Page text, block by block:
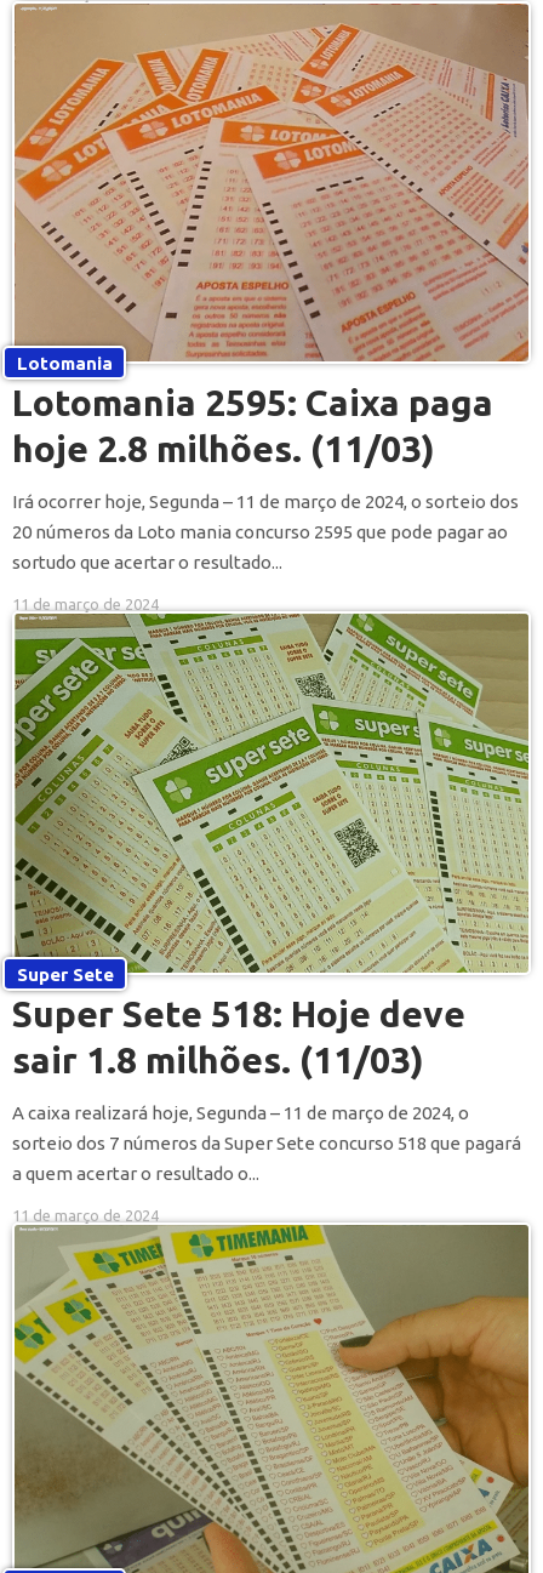
Lotomania
Lotomania 2595: Caixa paga
hoje 2.8 milhões. (11/03)
Irá ocorrer hoje, Segunda – 11 de março de 2024, o sorteio dos
20 números da Loto mania concurso 2595 que pode pagar ao
sortudo que acertar o resultado...
11 de março de 2024
Super Sete
Super Sete 518: Hoje deve
sair 1.8 milhões. (11/03)
A caixa realizará hoje, Segunda – 11 de março de 2024, o
sorteio dos 7 números da Super Sete concurso 518 que pagará
a quem acertar o resultado o...
11 de março de 2024